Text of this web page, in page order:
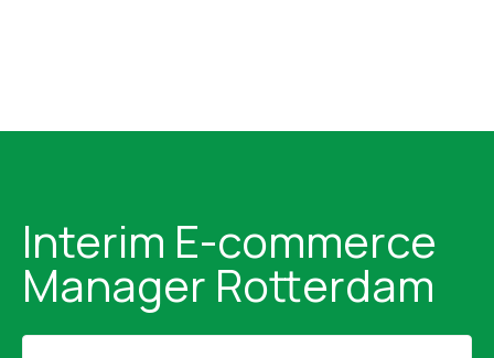
Interim E-commerce
Manager Rotterdam